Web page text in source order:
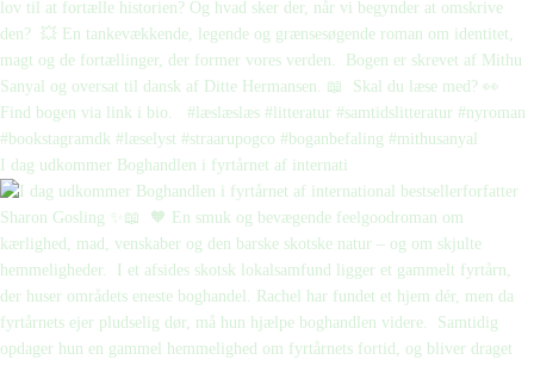
I dag udkommer Boghandlen i fyrtårnet af internati